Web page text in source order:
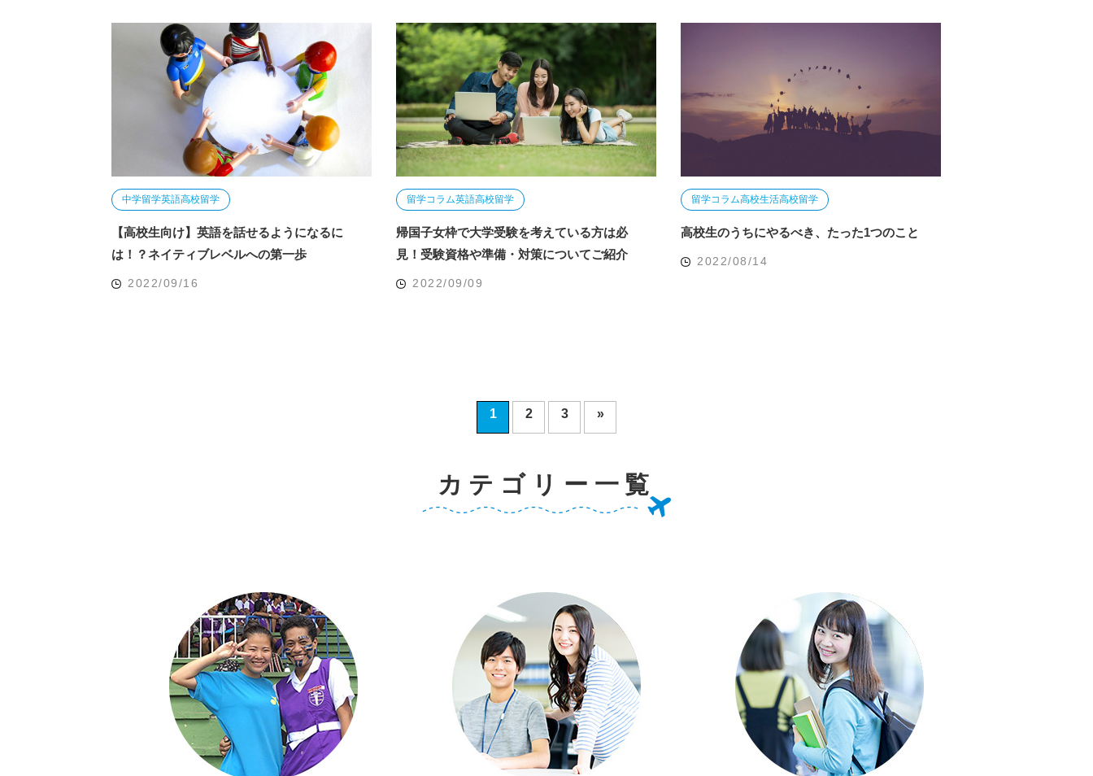
中学留学英語高校留学
【高校生向け】英語を話せるようになるに
は！？ネイティブレベルへの第一歩
2022/09/16
留学コラム英語高校留学
帰国子女枠で大学受験を考えている方は必
見！受験資格や準備・対策についてご紹介
2022/09/09
留学コラム高校生活高校留学
高校生のうちにやるべき、たった1つのこと
2022/08/14
1 2 3 »
カテゴリー一覧